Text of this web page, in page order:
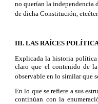
no querían la independencia
de dicha Constitución,
III. LAS RAÍCES
Explicada la historia política
claro que el contenido de
observable en lo similar que
En lo que se refiere a sus
continúan con la